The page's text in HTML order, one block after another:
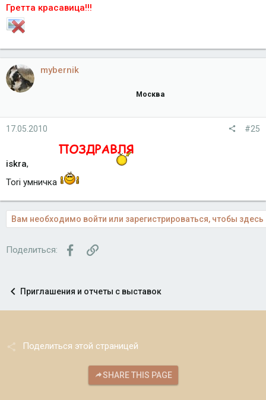
Гретта красавица!!!
mybernik
Москва
17.05.2010 #25
iskra,
Tori умничка
Вам необходимо войти или зарегистрироваться, чтобы здесь
Поделиться: FacebookСсылка
Приглашения и отчеты с выставок
Поделиться этой страницей
SHARE THIS PAGE